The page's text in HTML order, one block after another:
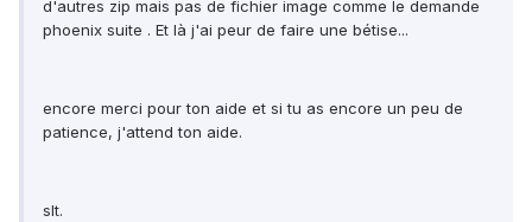
d'autres zip mais pas de fichier image comme le demande
phoenix suite . Et là j'ai peur de faire une bétise...
encore merci pour ton aide et si tu as encore un peu de
patience, j'attend ton aide.
slt.